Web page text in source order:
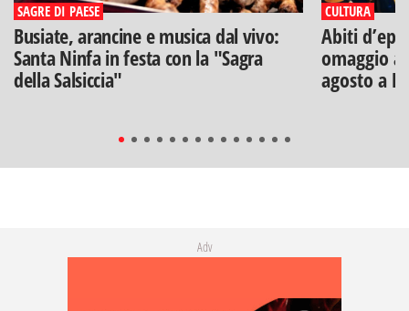
SAGRE DI PAESE
Busiate, arancine e musica dal vivo:
Santa Ninfa in festa con la "Sagra
della Salsiccia"
CULTURA
Abiti
omaggio
agosto a
Adv